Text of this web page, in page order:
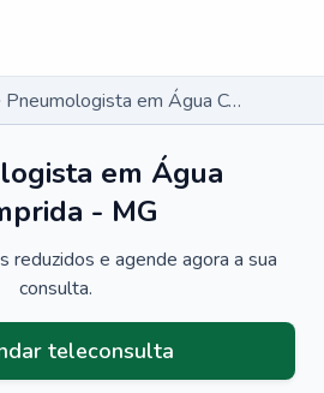
Pneumologista em Água Comprida - MG
em Água
- MG
reduzidos e agende agora a sua
consulta.
teleconsulta